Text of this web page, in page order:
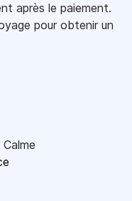
après le paiement.
pour obtenir un
Calme